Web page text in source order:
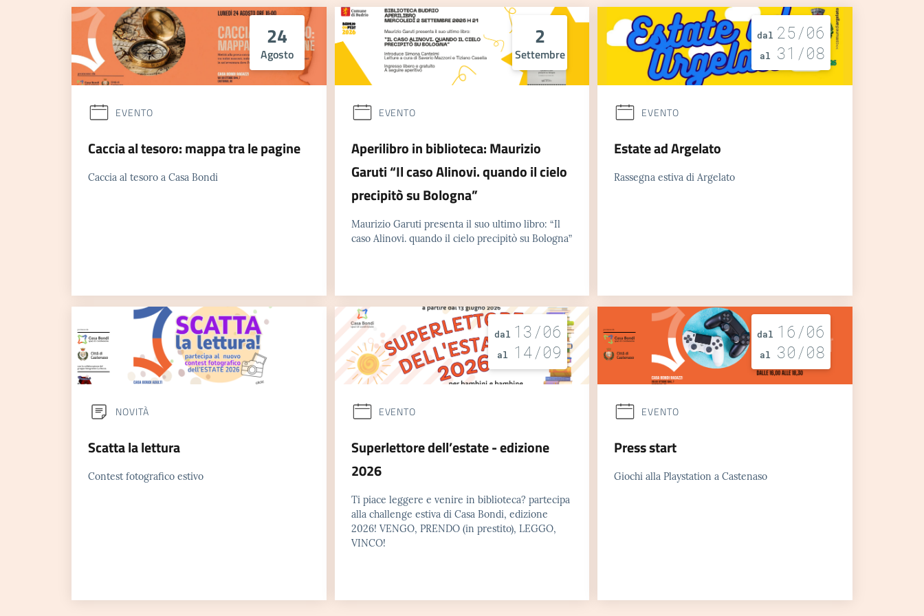
24
Agosto
EVENTO
Caccia al tesoro: mappa tra le pagine
Caccia al tesoro a Casa Bondi
2
Settembre
EVENTO
Aperilibro in biblioteca: Maurizio
Garuti “Il caso Alinovi. quando il cielo
precipitò su Bologna”
Maurizio Garuti presenta il suo ultimo libro: “Il
caso Alinovi. quando il cielo precipitò su Bologna”
dal 25/06
al 31/08
EVENTO
Estate ad Argelato
Rassegna estiva di Argelato
NOVITÀ
Scatta la lettura
Contest fotografico estivo
dal 13/06
al 14/09
EVENTO
Superlettore dell’estate - edizione
2026
Ti piace leggere e venire in biblioteca? partecipa
alla challenge estiva di Casa Bondi, edizione
2026! VENGO, PRENDO (in prestito), LEGGO,
VINCO!
dal 16/06
al 30/08
EVENTO
Press start
Giochi alla Playstation a Castenaso